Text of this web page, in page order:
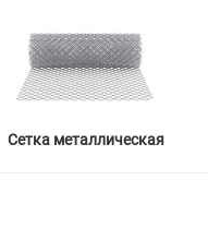
Сетка металлическая